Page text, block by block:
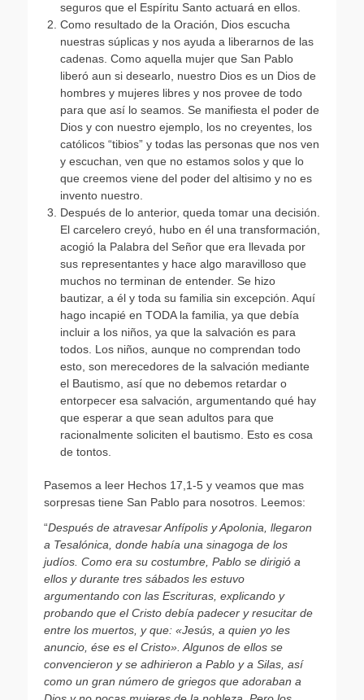
seguros que el Espíritu Santo actuará en ellos.
Como resultado de la Oración, Dios escucha
nuestras súplicas y nos ayuda a liberarnos de las
cadenas. Como aquella mujer que San Pablo
liberó aun si desearlo, nuestro Dios es un Dios de
hombres y mujeres libres y nos provee de todo
para que así lo seamos. Se manifiesta el poder de
Dios y con nuestro ejemplo, los no creyentes, los
católicos “tibios” y todas las personas que nos ven
y escuchan, ven que no estamos solos y que lo
que creemos viene del poder del altisimo y no es
invento nuestro.
Después de lo anterior, queda tomar una decisión.
El carcelero creyó, hubo en él una transformación,
acogió la Palabra del Señor que era llevada por
sus representantes y hace algo maravilloso que
muchos no terminan de entender. Se hizo
bautizar, a él y toda su familia sin excepción. Aquí
hago incapié en TODA la familia, ya que debía
incluir a los niños, ya que la salvación es para
todos. Los niños, aunque no comprendan todo
esto, son merecedores de la salvación mediante
el Bautismo, así que no debemos retardar o
entorpecer esa salvación, argumentando qué hay
que esperar a que sean adultos para que
racionalmente soliciten el bautismo. Esto es cosa
de tontos.
Pasemos a leer Hechos 17,1-5 y veamos que mas
sorpresas tiene San Pablo para nosotros. Leemos:
“Después de atravesar Anfípolis y Apolonia, llegaron
a Tesalónica, donde había una sinagoga de los
judíos. Como era su costumbre, Pablo se dirigió a
ellos y durante tres sábados les estuvo
argumentando con las Escrituras, explicando y
probando que el Cristo debía padecer y resucitar de
entre los muertos, y que: «Jesús, a quien yo les
anuncio, ése es el Cristo».Algunos de ellos se
convencieron y se adhirieron a Pablo y a Silas, así
como un gran número de griegos que adoraban a